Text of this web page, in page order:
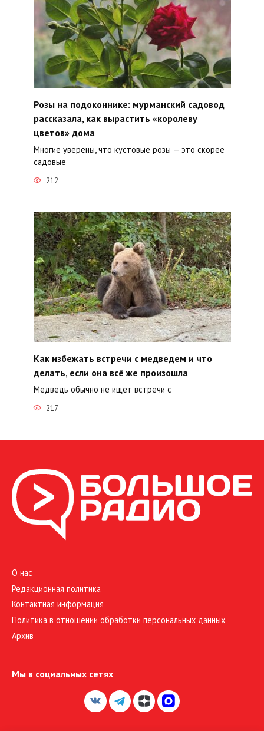
Розы на подоконнике: мурманский садовод
рассказала, как вырастить «королеву
цветов» дома
Многие уверены, что кустовые розы — это скорее
садовые
212
Как избежать встречи с медведем и что
делать, если она всё же произошла
Медведь обычно не ищет встречи с
217
О нас
Редакционная политика
Контактная информация
Политика в отношении обработки персональных данных
Архив
Мы в социальных сетях